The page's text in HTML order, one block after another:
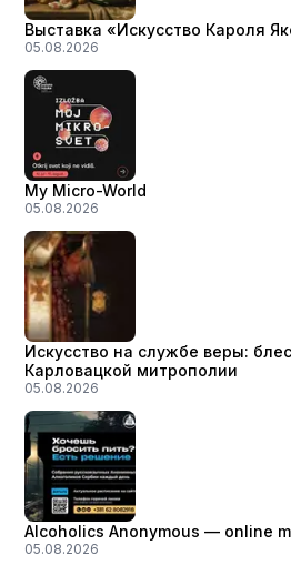
Выставка «Искусство Кароля
05.08.2026
My Micro-World
05.08.2026
Искусство на службе веры:
Карловацкой митрополии
05.08.2026
Alcoholics Anonymous — online
05.08.2026